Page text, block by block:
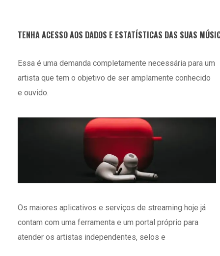
TENHA ACESSO AOS DADOS E ESTATÍSTICAS DAS SUAS
Essa é uma demanda completamente necessária para um
artista que tem o objetivo de ser amplamente conhecido
e ouvido.
Os maiores aplicativos e serviços de streaming hoje já
contam com uma ferramenta e um portal próprio para
atender os artistas independentes, selos e